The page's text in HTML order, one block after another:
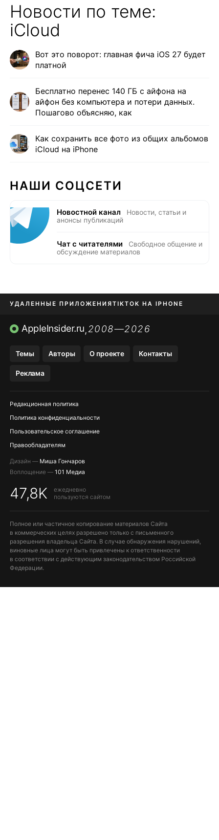
Новости по теме:
iCloud
Вот это поворот: главная фича iOS 27 будет
платной
Бесплатно перенес 140 ГБ с айфона на
айфон без компьютера и потери данных.
Пошагово объясняю, как
Как сохранить все фото из общих альбомов
iCloud на iPhone
НАШИ СОЦСЕТИ
Новостной канал
Новости, статьи и
анонсы публикаций
Чат с читателями
Свободное общение и
обсуждение материалов
УДАЛЕННЫЕ ПРИЛОЖЕНИЯTIKTOK НА IPHONE
ПРИЛОЖЕНИЯ БЕЗ APP STORE
AppleInsider.ru,2008—2026
Темы Авторы О проекте Контакты
Реклама
Редакционная политика
Политика конфиденциальности
Пользовательское соглашение
Правообладателям
Дизайн — Миша Гончаров
Воплощение — 101 Медиа
47,8K
ежедневно
пользуются сайтом
Полное или частичное копирование материалов Сайта
в коммерческих целях разрешено только с письменного
разрешения владельца Сайта. В случае обнаружения нарушений,
виновные лица могут быть привлечены к ответственности
в соответствии с действующим законодательством Российской
Федерации.